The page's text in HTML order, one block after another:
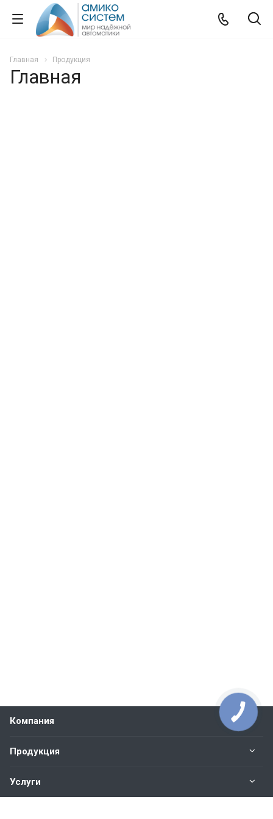
Главная Продукция
Главная
Компания
Продукция
Услуги